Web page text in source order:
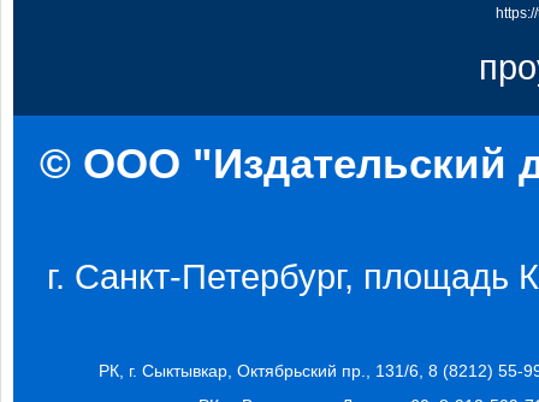
© ООО "Издательский
г. Санкт-Петербург, площадь
РК, г. Сыктывкар, Октябрьский пр., 131/6, 8 (8212) 55-